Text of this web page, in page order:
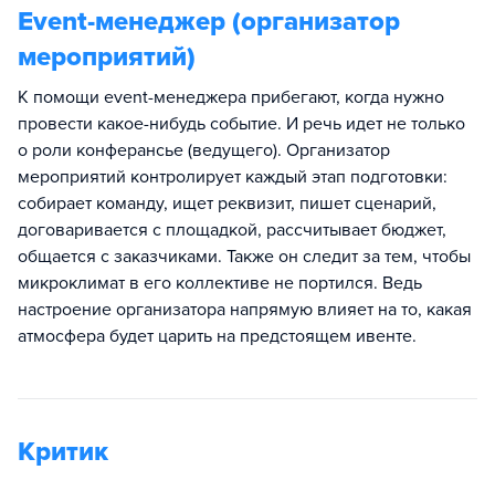
Event-менеджер (организатор
мероприятий)
К помощи event-менеджера прибегают, когда нужно
провести какое-нибудь событие. И речь идет не только
о роли конферансье (ведущего). Организатор
мероприятий контролирует каждый этап подготовки:
собирает команду, ищет реквизит, пишет сценарий,
договаривается с площадкой, рассчитывает бюджет,
общается с заказчиками. Также он следит за тем, чтобы
микроклимат в его коллективе не портился. Ведь
настроение организатора напрямую влияет на то, какая
атмосфера будет царить на предстоящем ивенте.
Критик